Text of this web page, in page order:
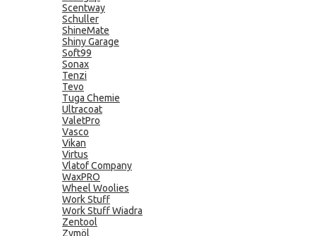
Scentway
Schuller
ShineMate
Shiny Garage
Soft99
Sonax
Tenzi
Tevo
Tuga Chemie
Ultracoat
ValetPro
Vasco
Vikan
Virtus
Vlatof Company
WaxPRO
Wheel Woolies
Work Stuff
Work Stuff Wiadra
Zentool
Zymöl